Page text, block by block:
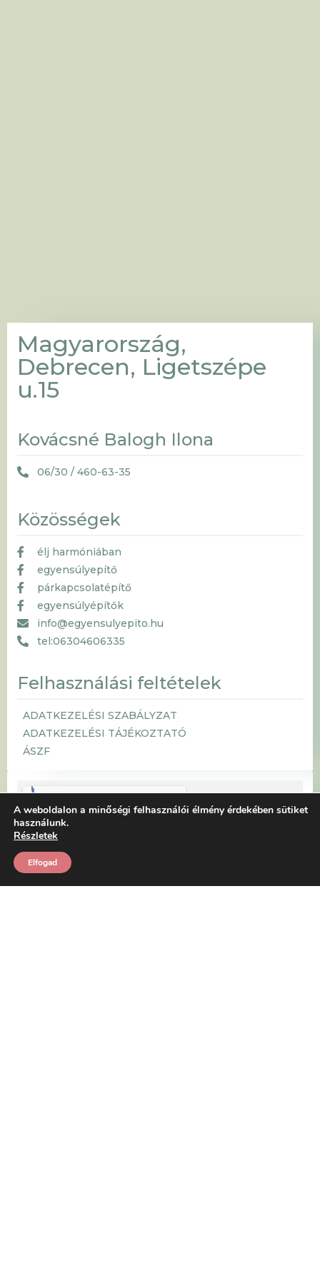
Magyarország,
Debrecen, Ligetszépe
u.15
Kovácsné Balogh Ilona
06/30 / 460-63-35
Közösségek
élj harmóniában
egyensúlyepítő
párkapcsolatépítő
egyensúlyépítők
info@egyensulyepito.hu
tel:06304606335
Felhasználási feltételek
ADATKEZELÉSI SZABÁLYZAT
ADATKEZELÉSI TÁJÉKOZTATÓ
ÁSZF
A weboldalon a minőségi felhasználói élmény érdekében sütiket
használunk.
Részletek
Elfogad